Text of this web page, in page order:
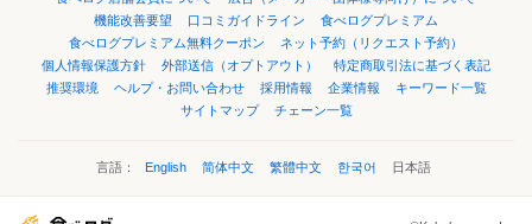
機能改善要望
口コミガイドライン
食べログプレミアム
食べログプレミアム無料クーポン
ネット予約（リクエスト予約）
個人情報保護方針
外部送信（オプトアウト）
特定商取引法に基づく表記
推奨環境
ヘルプ・お問い合わせ 採用情報 企業情報
キーワード一覧
サイトマップ
チェーン一覧
言語： English 简体中文 繁體中文 한국어 日本語